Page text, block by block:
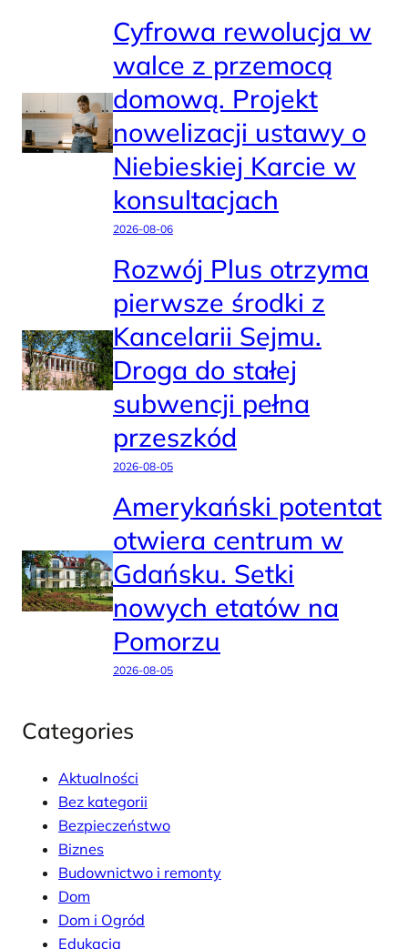
Cyfrowa rewolucja w
walce z przemocą
domową. Projekt
nowelizacji ustawy o
Niebieskiej Karcie w
konsultacjach
2026-08-06
Rozwój Plus otrzyma
pierwsze środki z
Kancelarii Sejmu.
Droga do stałej
subwencji pełna
przeszkód
2026-08-05
Amerykański potentat
otwiera centrum w
Gdańsku. Setki
nowych etatów na
Pomorzu
2026-08-05
Categories
Aktualności
Bez kategorii
Bezpieczeństwo
Biznes
Budownictwo i remonty
Dom
Dom i Ogród
Edukacja